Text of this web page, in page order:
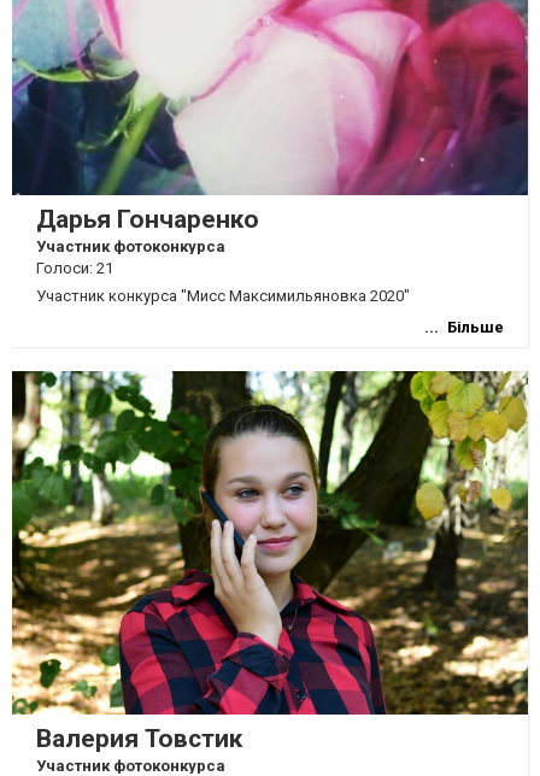
Дарья Гончаренко
Участник фотоконкурса
Голоси: 21
Участник конкурса "Мисс Максимильяновка 2020"
Більше
Валерия Товстик
Участник фотоконкурса